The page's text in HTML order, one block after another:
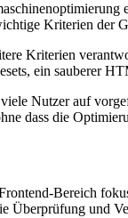
Kriterien der
Kriterien
ein sauberer
Nutzer auf
dass die
Bereich
Überprüfung und